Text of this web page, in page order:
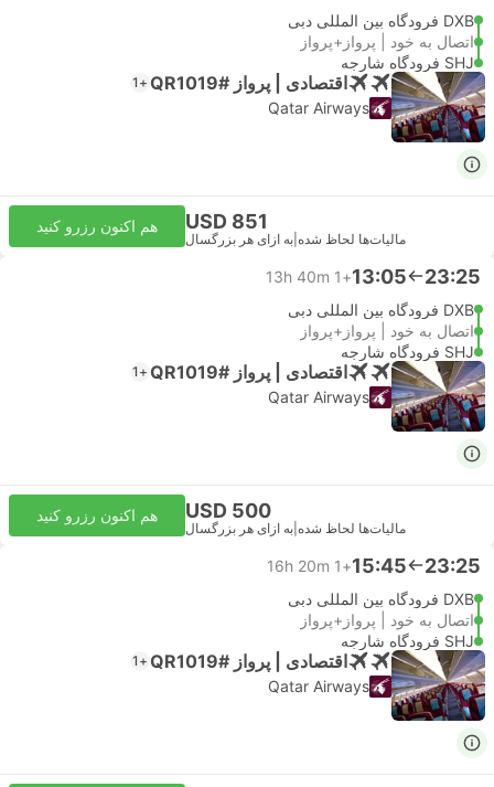
DXB فرودگاه بین المللی دبی
اتصال به خود | پرواز+پرواز
SHJ فرودگاه شارجه
اقتصادی | پرواز #QR1019 +1
Qatar Airways
USD 851
مالیات‌ها لحاظ شده به ازای هر بزرگسال
هم اکنون رزرو کنید
23:25
13:05
+1
13h 40m
DXB فرودگاه بین المللی دبی
اتصال به خود | پرواز+پرواز
SHJ فرودگاه شارجه
اقتصادی | پرواز #QR1019 +1
Qatar Airways
USD 500
مالیات‌ها لحاظ شده به ازای هر بزرگسال
هم اکنون رزرو کنید
23:25
15:45
+1
16h 20m
DXB فرودگاه بین المللی دبی
اتصال به خود | پرواز+پرواز
SHJ فرودگاه شارجه
اقتصادی | پرواز #QR1019 +1
Qatar Airways